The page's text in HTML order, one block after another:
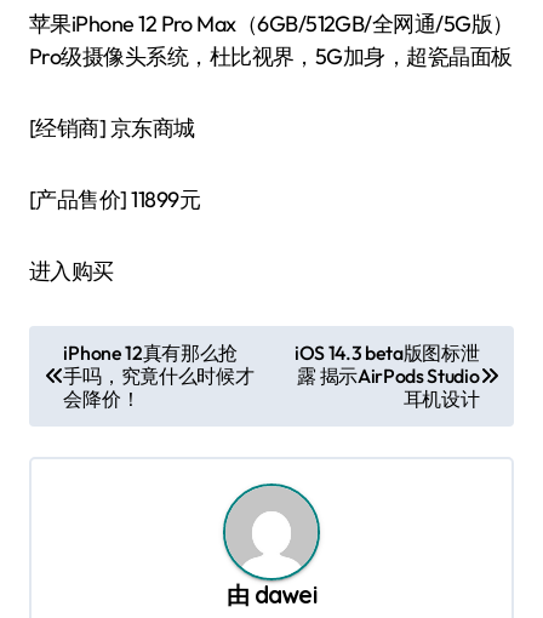
苹果iPhone 12 Pro Max（6GB/512GB/全网通/5G版）
Pro级摄像头系统，杜比视界，5G加身，超瓷晶面板
[经销商]京东商城
[产品售价]11899元
进入购买
章
导
航
iPhone 12真有那么抢
手吗，究竟什么时候才
会降价！
iOS 14.3 beta版图标泄
露 揭示AirPods Studio
耳机设计
由 dawei